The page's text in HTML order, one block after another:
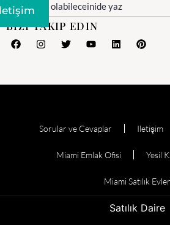
WhatsApp olabileceinide yaz
BIZI TAKIP EDIN
Sorular ve Cevaplar Iletişim
Miami Emlak Ofisi Yesil
Miami Satılık Evler
Satılık Daire